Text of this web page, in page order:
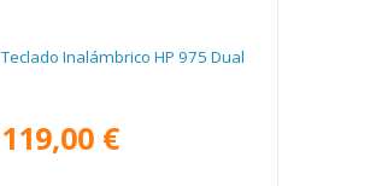
Teclado Inalámbrico HP 975 Dual
119,00 €